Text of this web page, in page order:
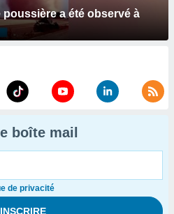
a été observé à
boîte mail
de privacité